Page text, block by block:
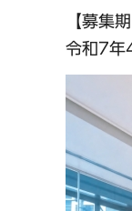
【募集期
令和7年